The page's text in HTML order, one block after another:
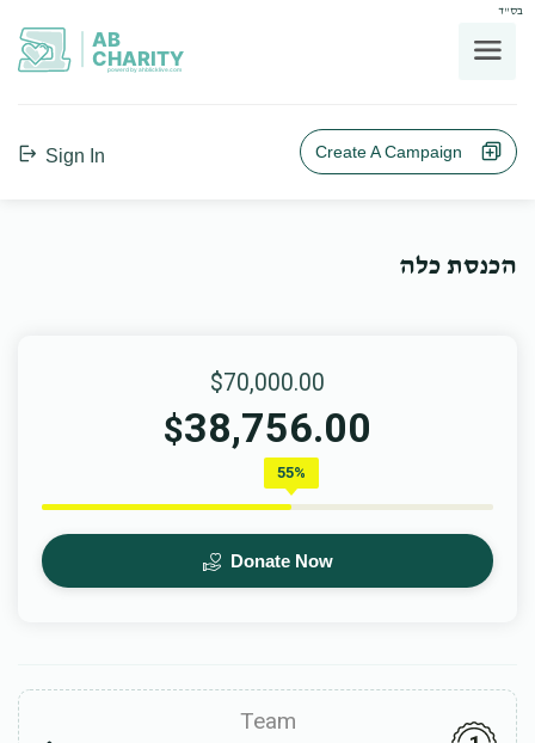
בס"ד
AB
CHARITY
powerd by ahblicklive.com
Sign In Create A Campaign
הכנסת כלה
$70,000.00
$38,756.00
55%
Donate Now
Team